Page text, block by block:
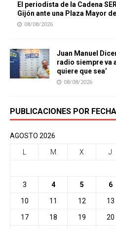
El periodista de la Cadena
Gijón ante una Plaza Mayor
08/08/2026
Juan Manuel
radio siempre va
quiere que sea’
08/08/2026
PUBLICACIONES POR FECHA
AGOSTO 2026
M X J
3 4 5 6
10 11 12 13
17 18 19 20